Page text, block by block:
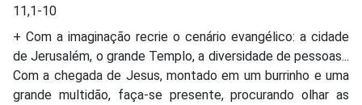
11,1-10
+ Com a imaginação recrie o cenário evangélico: a cidade
de Jerusalém, o grande Templo, a diversidade de pessoas...
Com a chegada de Jesus, montado em um burrinho e uma
grande multidão, faça-se presente, procurando olhar as